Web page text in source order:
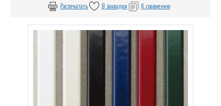
Распечатать В закладки К сравнению